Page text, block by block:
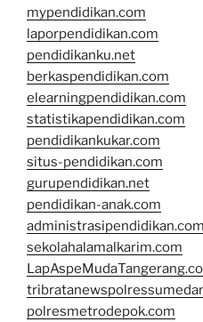
mypendidikan.com
laporpendidikan.com
pendidikanku.net
berkaspendidikan.com
elearningpendidikan.com
statistikapendidikan.com
pendidikankukar.com
situs-pendidikan.com
gurupendidikan.net
pendidikan-anak.com
administrasipendidikan.com
sekolahalamalkarim.com
polresmetrodepok.com